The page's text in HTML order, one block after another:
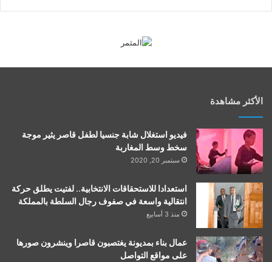
الأكثر مشاهدة
فيديو استغلال شابة جنسيا لطفل قاصر يثير موجة
سخط وسط المغاربة
سبتمبر 20, 2020
استعدادا للاستحقاقات الانتخابية.. لفتيت يطلق حركة
انتقالية واسعة في صفوف رجال السلطة بالمملكة
منذ 3 أسابيع
عمال بناء بمديونة يغتصبون قاصرا وينشرون صورها
على مواقع التواصل